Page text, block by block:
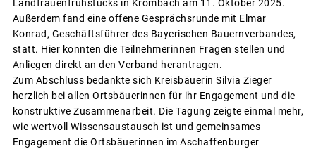
Landfrauenfrühstücks in Krombach am 11. Oktober 2025.
Außerdem fand eine offene Gesprächsrunde mit Elmar
Konrad, Geschäftsführer des Bayerischen Bauernverbandes,
statt. Hier konnten die Teilnehmerinnen Fragen stellen und
Anliegen direkt an den Verband herantragen.
Zum Abschluss bedankte sich Kreisbäuerin Silvia Zieger
herzlich bei allen Ortsbäuerinnen für ihr Engagement und die
konstruktive Zusammenarbeit. Die Tagung zeigte einmal mehr,
wie wertvoll Wissensaustausch ist und gemeinsames
Engagement die Ortsbäuerinnen im Aschaffenburger